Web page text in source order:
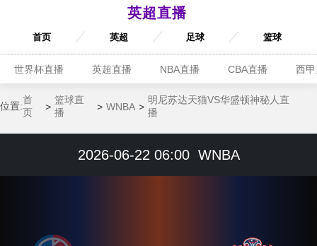
英超直播
首页 英超 足球 篮球
世界杯直播 英超直播 NBA直播 CBA直播 西
位置:
首
页
篮球直
播
WNBA
明尼苏达天猫VS华盛顿神秘人直
播
2026-06-22 06:00 WNBA